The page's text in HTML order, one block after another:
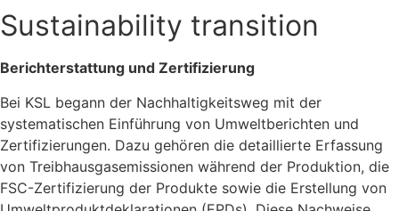
Sustainability transition
Berichterstattung und Zertifizierung
Bei KSL begann der Nachhaltigkeitsweg mit der
systematischen Einführung von Umweltberichten und
Zertifizierungen. Dazu gehören die detaillierte Erfassung
von Treibhausgasemissionen während der Produktion, die
FSC-Zertifizierung der Produkte sowie die Erstellung von